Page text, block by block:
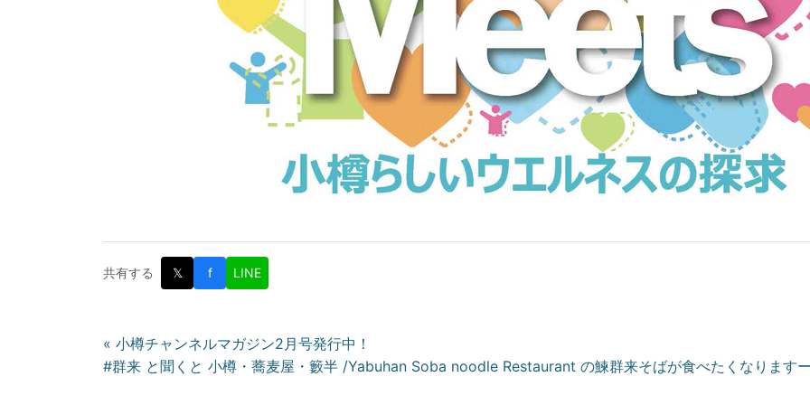
共有する 𝕏 f LINE
投
稿
« 小樽チャンネルマガジン2月号発行中！
#群来 と聞くと 小樽・蕎麦屋・籔半 /Yabuhan Soba noodle Restaurant の鰊群来そばが食べたくなります